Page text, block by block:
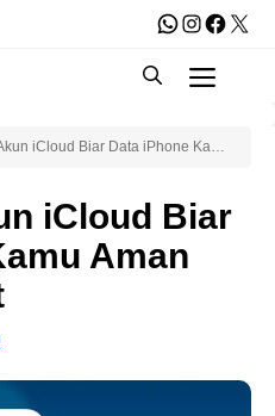
WhatsApp
X
iCloud Biar Data iPhone Kamu
iCloud Biar
Aman